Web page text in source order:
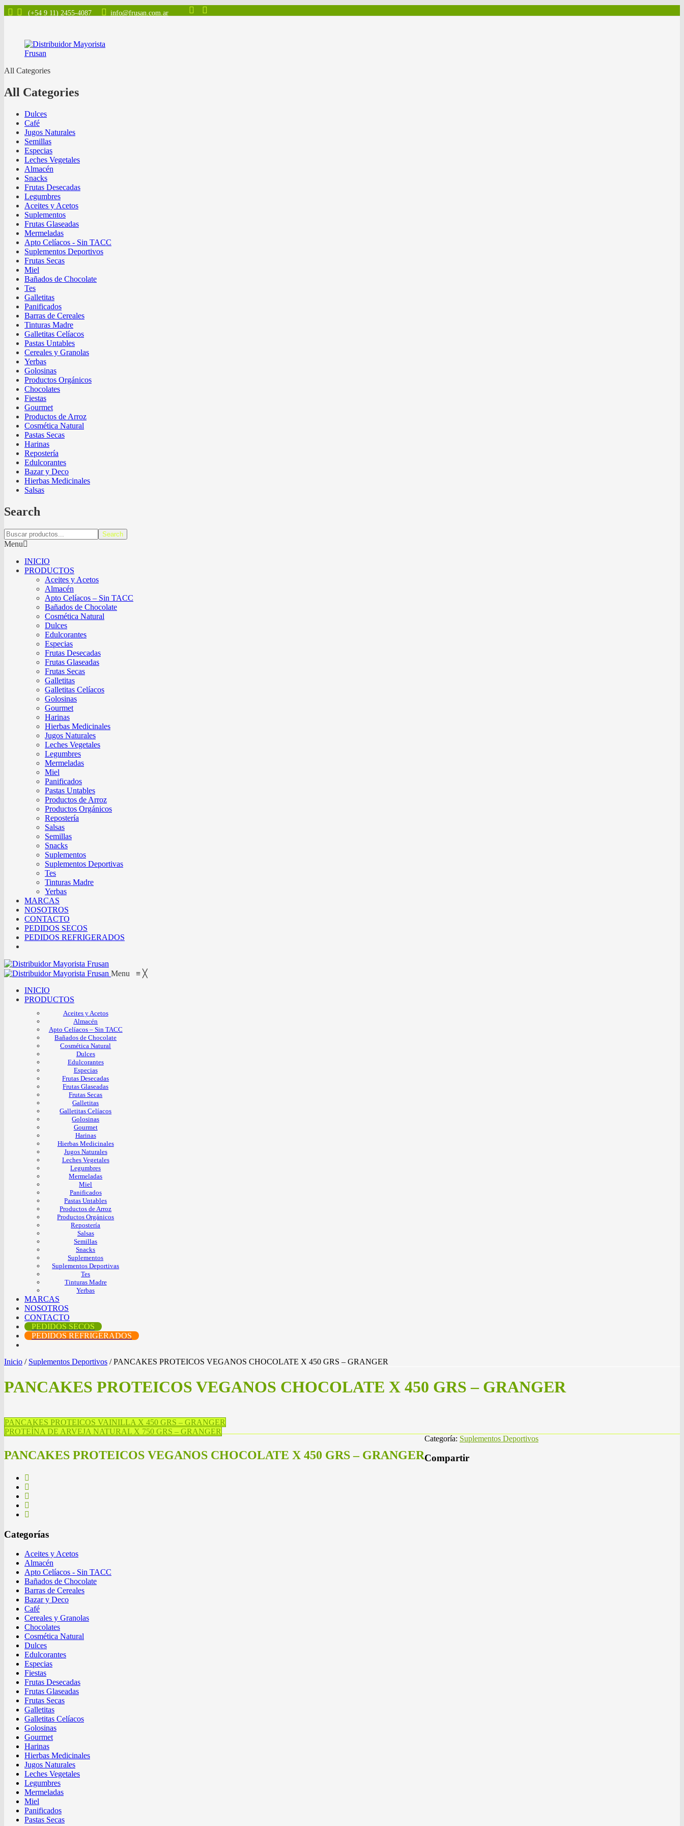
(+54 9 11) 2455-4087 info@frusan.com.ar
All Categories
All Categories
Dulces
Café
Jugos Naturales
Semillas
Especias
Leches Vegetales
Almacén
Snacks
Frutas Desecadas
Legumbres
Aceites y Acetos
Suplementos
Frutas Glaseadas
Mermeladas
Apto Celíacos - Sin TACC
Suplementos Deportivos
Frutas Secas
Miel
Bañados de Chocolate
Tes
Galletitas
Panificados
Barras de Cereales
Tinturas Madre
Galletitas Celíacos
Pastas Untables
Cereales y Granolas
Yerbas
Golosinas
Productos Orgánicos
Chocolates
Fiestas
Gourmet
Productos de Arroz
Cosmética Natural
Pastas Secas
Harinas
Repostería
Edulcorantes
Bazar y Deco
Hierbas Medicinales
Salsas
Search
Search
Menu
INICIO
PRODUCTOS
Aceites y Acetos
Almacén
Apto Celíacos – Sin TACC
Bañados de Chocolate
Cosmética Natural
Dulces
Edulcorantes
Especias
Frutas Desecadas
Frutas Glaseadas
Frutas Secas
Galletitas
Galletitas Celíacos
Golosinas
Gourmet
Harinas
Hierbas Medicinales
Jugos Naturales
Leches Vegetales
Legumbres
Mermeladas
Miel
Panificados
Pastas Untables
Productos de Arroz
Productos Orgánicos
Repostería
Salsas
Semillas
Snacks
Suplementos
Suplementos Deportivas
Tes
Tinturas Madre
Yerbas
MARCAS
NOSOTROS
CONTACTO
PEDIDOS SECOS
PEDIDOS REFRIGERADOS
Menu ≡ ╳
INICIO
PRODUCTOS
Aceites y Acetos
Almacén
Apto Celíacos – Sin TACC
Bañados de Chocolate
Cosmética Natural
Dulces
Edulcorantes
Especias
Frutas Desecadas
Frutas Glaseadas
Frutas Secas
Galletitas
Galletitas Celíacos
Golosinas
Gourmet
Harinas
Hierbas Medicinales
Jugos Naturales
Leches Vegetales
Legumbres
Mermeladas
Miel
Panificados
Pastas Untables
Productos de Arroz
Productos Orgánicos
Repostería
Salsas
Semillas
Snacks
Suplementos
Suplementos Deportivas
Tes
Tinturas Madre
Yerbas
MARCAS
NOSOTROS
CONTACTO
PEDIDOS SECOS
PEDIDOS REFRIGERADOS
Inicio / Suplementos Deportivos /PANCAKES PROTEICOS VEGANOS CHOCOLATE X 450 GRS – GRANGER
PANCAKES PROTEICOS VEGANOS CHOCOLATE X 450 GRS – GRANGER
PANCAKES PROTEICOS VAINILLA X 450 GRS – GRANGER
PROTEÍNA DE ARVEJA NATURAL X 750 GRS – GRANGER
PANCAKES PROTEICOS VEGANOS CHOCOLATE X 450 GRS – GRANGER
Categoría: Suplementos Deportivos
Compartir
Categorías
Aceites y Acetos
Almacén
Apto Celíacos - Sin TACC
Bañados de Chocolate
Barras de Cereales
Bazar y Deco
Café
Cereales y Granolas
Chocolates
Cosmética Natural
Dulces
Edulcorantes
Especias
Fiestas
Frutas Desecadas
Frutas Glaseadas
Frutas Secas
Galletitas
Galletitas Celíacos
Golosinas
Gourmet
Harinas
Hierbas Medicinales
Jugos Naturales
Leches Vegetales
Legumbres
Mermeladas
Miel
Panificados
Pastas Secas